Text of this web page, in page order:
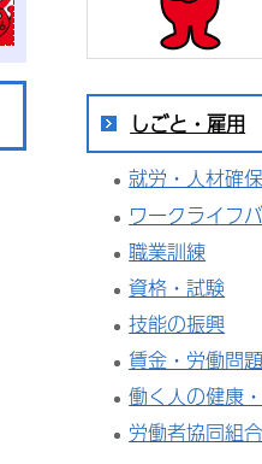
しごと・雇用
就労・人材確
ワークライフ
職業訓練
資格・試験
技能の振興
賃金・労働問題
働く人の健康
労働者協同組合